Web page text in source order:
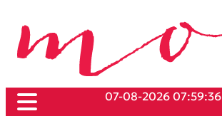
07-08-2026 07:59:36